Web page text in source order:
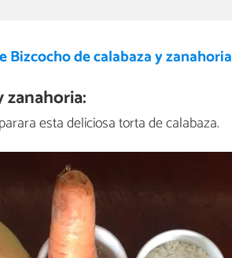
Bizcocho de calabaza y zanahoria
zanahoria:
esta deliciosa torta de calabaza.